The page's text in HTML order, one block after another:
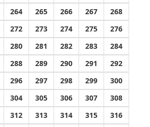
264 265 266 267
268
272 273 274 275
276
280 281 282 283
284
288 289 290 291
292
296 297 298 299
300
304 305 306 307
308
312 313 314 315
316